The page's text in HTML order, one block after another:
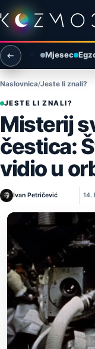
Preskoči na sadržaj
Otvori izbornik
Otvori pretragu
Mjesec
Naslovnica Jeste li znali?
JESTE LI ZNALI?
Misterij
čestica:
vidio u
Ivan Petričević 14.